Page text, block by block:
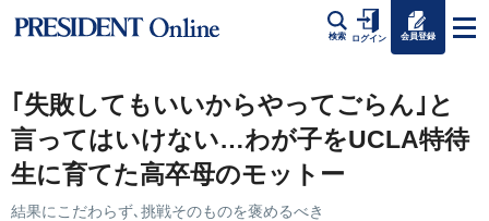
検索 ログイン 会員登録
｢失敗してもいいからやってごらん｣と
言ってはいけない…わが子をUCLA特待
生に育てた高卒母のモットー
結果にこだわらず､挑戦そのものを褒めるべき